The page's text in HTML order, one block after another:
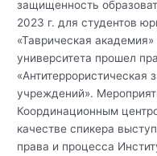
защищенность
2023 г. для студентов
«Таврическая
университета прошел
учреждений».
Координационным
качестве спикера
права и процесса